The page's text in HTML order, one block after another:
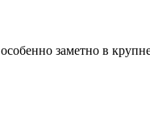
заметно в